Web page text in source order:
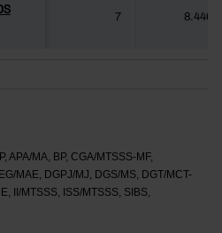
7 8.446
APA/MA, BP, CGA/MTSSS-MF,
MAE, DGPJ/MJ, DGS/MS, DGT/MCT-
II/MTSSS, ISS/MTSSS, SIBS,